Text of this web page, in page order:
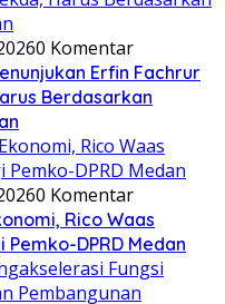
0 Komentar
Erfin Fachrur
Berdasarkan
0 Komentar
Rico Waas
DPRD Medan